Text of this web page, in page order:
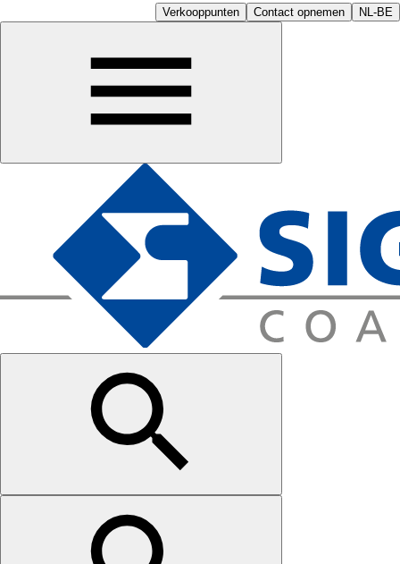
Verkooppunten Contact opnemen NL-BE